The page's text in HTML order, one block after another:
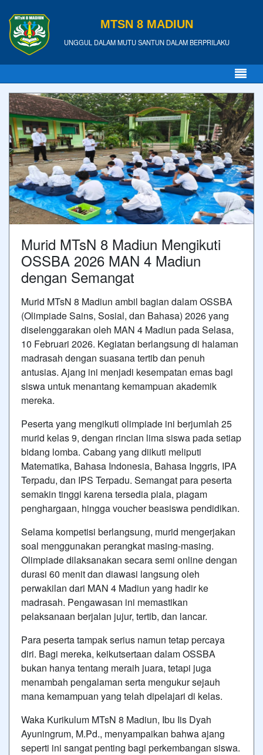
MTSN 8 MADIUN
UNGGUL DALAM MUTU SANTUN DALAM BERPRILAKU
Murid MTsN 8 Madiun Mengikuti
OSSBA 2026 MAN 4 Madiun
dengan Semangat
Murid MTsN 8 Madiun ambil bagian dalam OSSBA
(Olimpiade Sains, Sosial, dan Bahasa) 2026 yang
diselenggarakan oleh MAN 4 Madiun pada Selasa,
10 Februari 2026. Kegiatan berlangsung di halaman
madrasah dengan suasana tertib dan penuh
antusias. Ajang ini menjadi kesempatan emas bagi
siswa untuk menantang kemampuan akademik
mereka.
Peserta yang mengikuti olimpiade ini berjumlah 25
murid kelas 9, dengan rincian lima siswa pada setiap
bidang lomba. Cabang yang diikuti meliputi
Matematika, Bahasa Indonesia, Bahasa Inggris, IPA
Terpadu, dan IPS Terpadu. Semangat para peserta
semakin tinggi karena tersedia piala, piagam
penghargaan, hingga voucher beasiswa pendidikan.
Selama kompetisi berlangsung, murid mengerjakan
soal menggunakan perangkat masing-masing.
Olimpiade dilaksanakan secara semi online dengan
durasi 60 menit dan diawasi langsung oleh
perwakilan dari MAN 4 Madiun yang hadir ke
madrasah. Pengawasan ini memastikan
pelaksanaan berjalan jujur, tertib, dan lancar.
Para peserta tampak serius namun tetap percaya
diri. Bagi mereka, keikutsertaan dalam OSSBA
bukan hanya tentang meraih juara, tetapi juga
menambah pengalaman serta mengukur sejauh
mana kemampuan yang telah dipelajari di kelas.
Waka Kurikulum MTsN 8 Madiun, Ibu Iis Dyah
Ayuningrum, M.Pd., menyampaikan bahwa ajang
seperti ini sangat penting bagi perkembangan siswa.